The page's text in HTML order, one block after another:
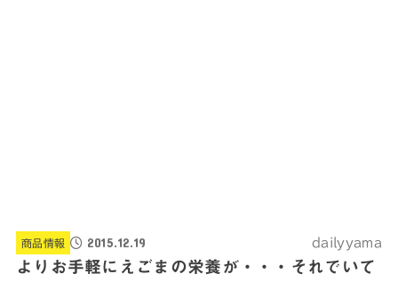
商品情報 2015.12.19 dailyyama
よりお手軽にえごまの栄養が・・・それでいて